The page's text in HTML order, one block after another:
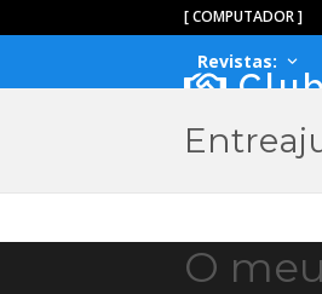
to
[ COMPUTADOR ]
Revistas:
O